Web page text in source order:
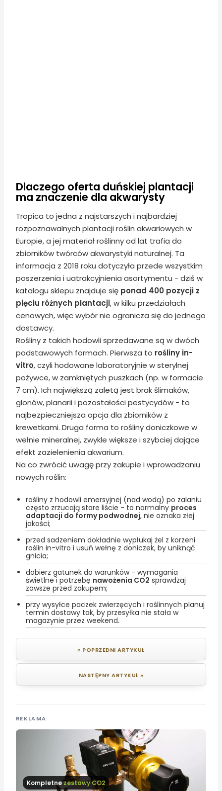
Dlaczego oferta duńskiej plantacji
ma znaczenie dla akwarysty
Tropica to jedna z najstarszych i najbardziej
rozpoznawalnych plantacji roślin akwariowych w
Europie, a jej materiał roślinny od lat trafia do
zbiorników twórców akwarystyki naturalnej. Ta
informacja z 2018 roku dotyczyła przede wszystkim
poszerzenia i uatrakcyjnienia asortymentu - dziś w
katalogu sklepu znajduje się ponad 400 pozycji z
pięciu różnych plantacji, w kilku przedziałach
cenowych, więc wybór nie ogranicza się do jednego
dostawcy.
Rośliny z takich hodowli sprzedawane są w dwóch
podstawowych formach. Pierwsza to rośliny in-
vitro, czyli hodowane laboratoryjnie w sterylnej
pożywce, w zamkniętych puszkach (np. w formacie
7 cm). Ich największą zaletą jest brak ślimaków,
glonów, planarii i pozostałości pestycydów - to
najbezpieczniejsza opcja dla zbiorników z
krewetkami. Druga forma to rośliny doniczkowe w
wełnie mineralnej, zwykle większe i szybciej dające
efekt zazielenienia akwarium.
Na co zwrócić uwagę przy zakupie i wprowadzaniu
nowych roślin:
rośliny z hodowli emersyjnej (nad wodą) po zalaniu
często zrzucają stare liście - to normalny proces
adaptacji do formy podwodnej, nie oznaka złej
jakości;
przed sadzeniem dokładnie wypłukaj żel z korzeni
roślin in-vitro i usuń wełnę z doniczek, by uniknąć
gnicia;
dobierz gatunek do warunków - wymagania
świetlne i potrzebę nawożenia CO2 sprawdzaj
zawsze przed zakupem;
przy wysyłce paczek zwierzęcych i roślinnych planuj
termin dostawy tak, by przesyłka nie stała w
magazynie przez weekend.
« POPRZEDNI ARTYKUŁ
NASTĘPNY ARTYKUŁ »
REKLAMA
Kompletnezestawy CO2